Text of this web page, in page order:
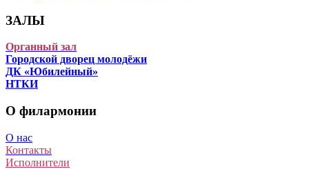
ЗАЛЫ
Органный зал
Городской дворец молодёжи
ДК «Юбилейный»
НТКИ
О филармонии
О нас
Контакты
Исполнители